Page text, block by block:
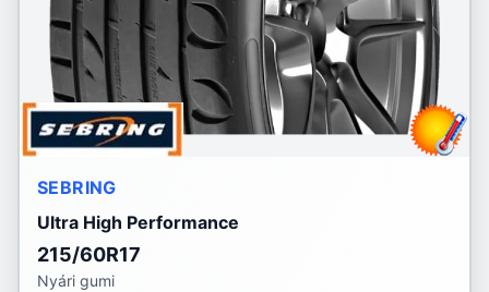
SEBRING
Ultra High Performance
215/60R17
Nyári gumi